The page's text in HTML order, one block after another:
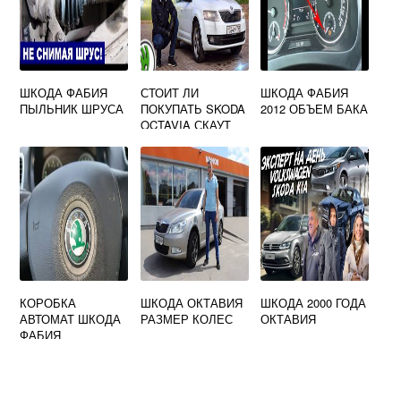
ШКОДА ФАБИЯ
ПЫЛЬНИК ШРУСА
СТОИТ ЛИ
ПОКУПАТЬ SKODA
OCTAVIA СКАУТ
ШКОДА ФАБИЯ
2012 ОБЪЕМ БАКА
КОРОБКА
АВТОМАТ ШКОДА
ФАБИЯ
ШКОДА ОКТАВИЯ
РАЗМЕР КОЛЕС
ШКОДА 2000 ГОДА
ОКТАВИЯ